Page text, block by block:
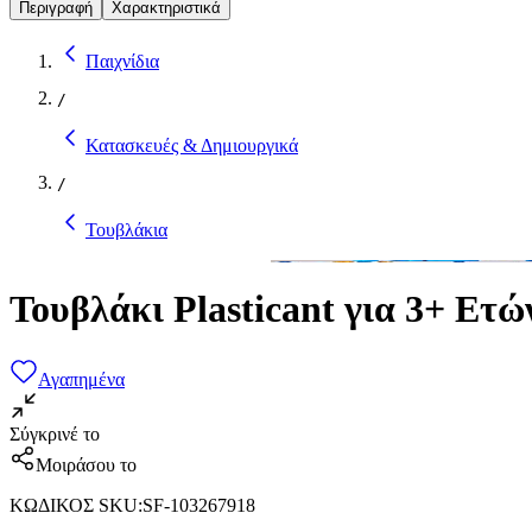
Περιγραφή Χαρακτηριστικά
Παιχνίδια
/
Κατασκευές & Δημιουργικά
/
Τουβλάκια
Τουβλάκι Plasticant για 3+
Αγαπημένα
Σύγκρινέ το
Μοιράσου το
ΚΩΔΙΚΟΣ SKU:SF-103267918